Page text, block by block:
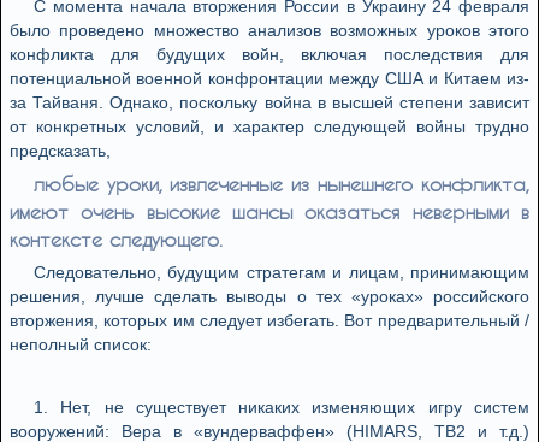
С момента начала вторжения России в Украину 24 февраля
было проведено множество анализов возможных уроков этого
конфликта для будущих войн, включая последствия для
потенциальной военной конфронтации между США и Китаем из-
за Тайваня. Однако, поскольку война в высшей степени зависит
от конкретных условий, и характер следующей войны трудно
предсказать,
любые уроки, извлеченные из нынешнего конфликта,
имеют очень высокие шансы оказаться неверными в
контексте следующего.
Следовательно, будущим стратегам и лицам, принимающим
решения, лучше сделать выводы о тех «уроках» российского
вторжения, которых им следует избегать. Вот предварительный /
неполный список:
1. Нет, не существует никаких изменяющих игру систем
вооружений: Вера в «вундерваффен» (HIMARS, TB2 и т.д.)